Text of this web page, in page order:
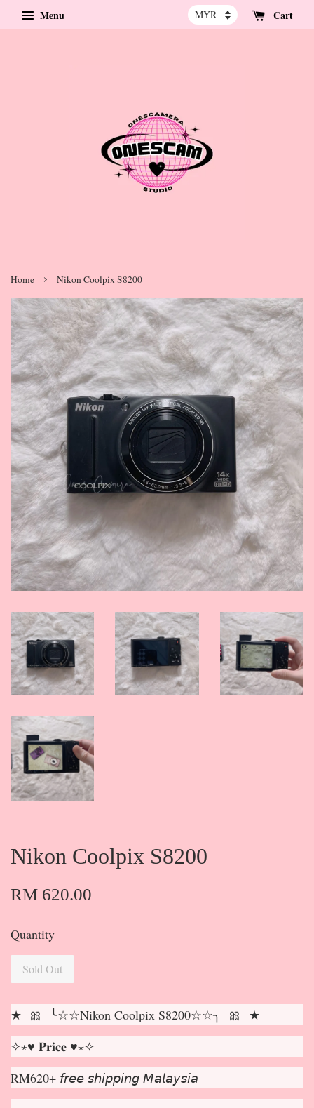
Menu Cart
Home › Nikon Coolpix S8200
Nikon Coolpix S8200
RM 620.00
Quantity
Sold Out
★ 🎀 ╰☆☆Nikon Coolpix S8200☆☆╮ 🎀 ★
✧⋆♥ 𝐏𝐫𝐢𝐜𝐞 ♥⋆✧
RM620+ 𝘧𝘳𝘦𝘦 𝘴𝘩𝘪𝘱𝘱𝘪𝘯𝘨 𝘔𝘢𝘭𝘢𝘺𝘴𝘪𝘢